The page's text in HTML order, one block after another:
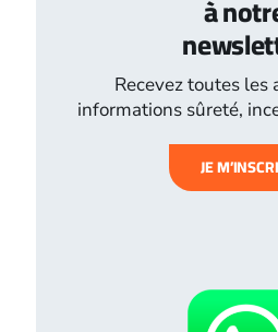
à
Recevez toutes les
informations sûreté,
JE